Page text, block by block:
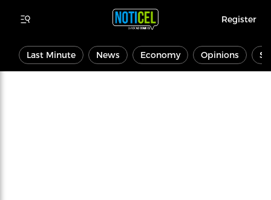
Register
Last Minute News Economy Opinions